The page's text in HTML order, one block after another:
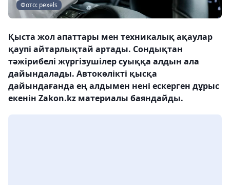
Фото: pexels
Қыста жол апаттары мен техникалық ақаулар
қаупі айтарлықтай артады. Сондықтан
тәжірибелі жүргізушілер суыққа алдын ала
дайындалады. Автокөлікті қысқа
дайындағанда ең алдымен нені ескерген дұрыс
екенін Zakon.kz материалы баяндайды.